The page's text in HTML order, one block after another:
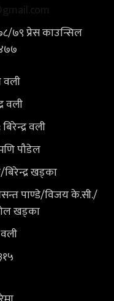
७९ प्रेस काउन्सिल
वली
वली
बिरेन्द्र वली
पौडेल
खड्का
पाण्डे/विजय के.सी./
खड्का